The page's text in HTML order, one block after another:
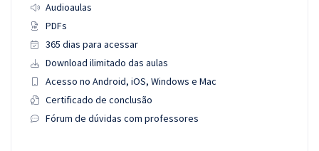
Audioaulas
PDFs
365 dias para acessar
Download ilimitado das aulas
Acesso no Android, iOS, Windows e Mac
Certificado de conclusão
Fórum de dúvidas com professores